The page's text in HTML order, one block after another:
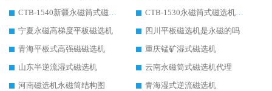
CTB-1540新疆永磁筒式磁选机
CTB-1530永磁筒式磁选机代理商
宁夏永磁高梯度平板磁选机
四川平板磁选机是永磁的吗
青海平板式高强磁磁选机
重庆锰矿湿式磁选机
山东半逆流湿式磁选机
云南永磁筒式磁选机代理
河南磁选机永磁筒结构图
青海湿式逆流磁选机